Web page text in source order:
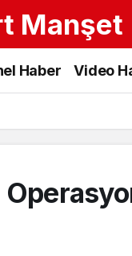
Manşet
Haber Video